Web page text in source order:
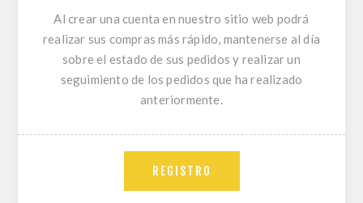
Al crear una cuenta en nuestro sitio web podrá
realizar sus compras más rápido, mantenerse al día
sobre el estado de sus pedidos y realizar un
seguimiento de los pedidos que ha realizado
anteriormente.